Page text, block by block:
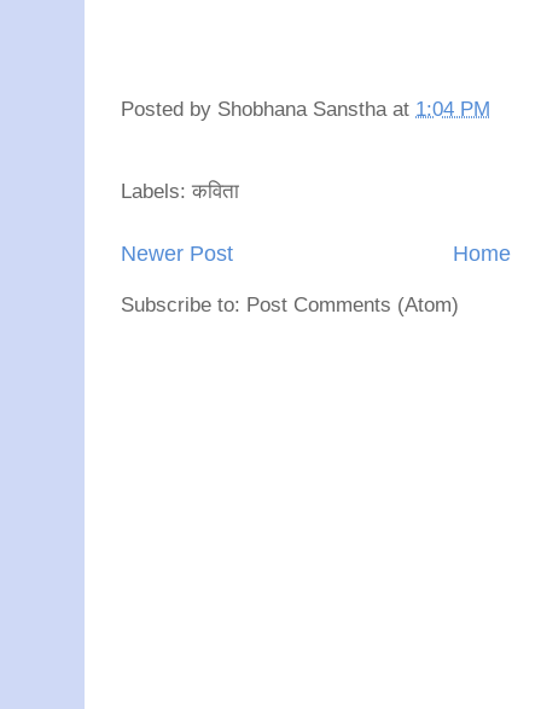
Posted by Shobhana Sanstha at 1:04 PM
Labels: कविता
Newer Post Home
Subscribe to: Post Comments (Atom)